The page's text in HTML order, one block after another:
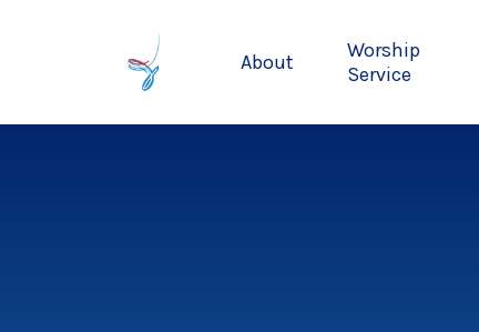
About
Worship
Service